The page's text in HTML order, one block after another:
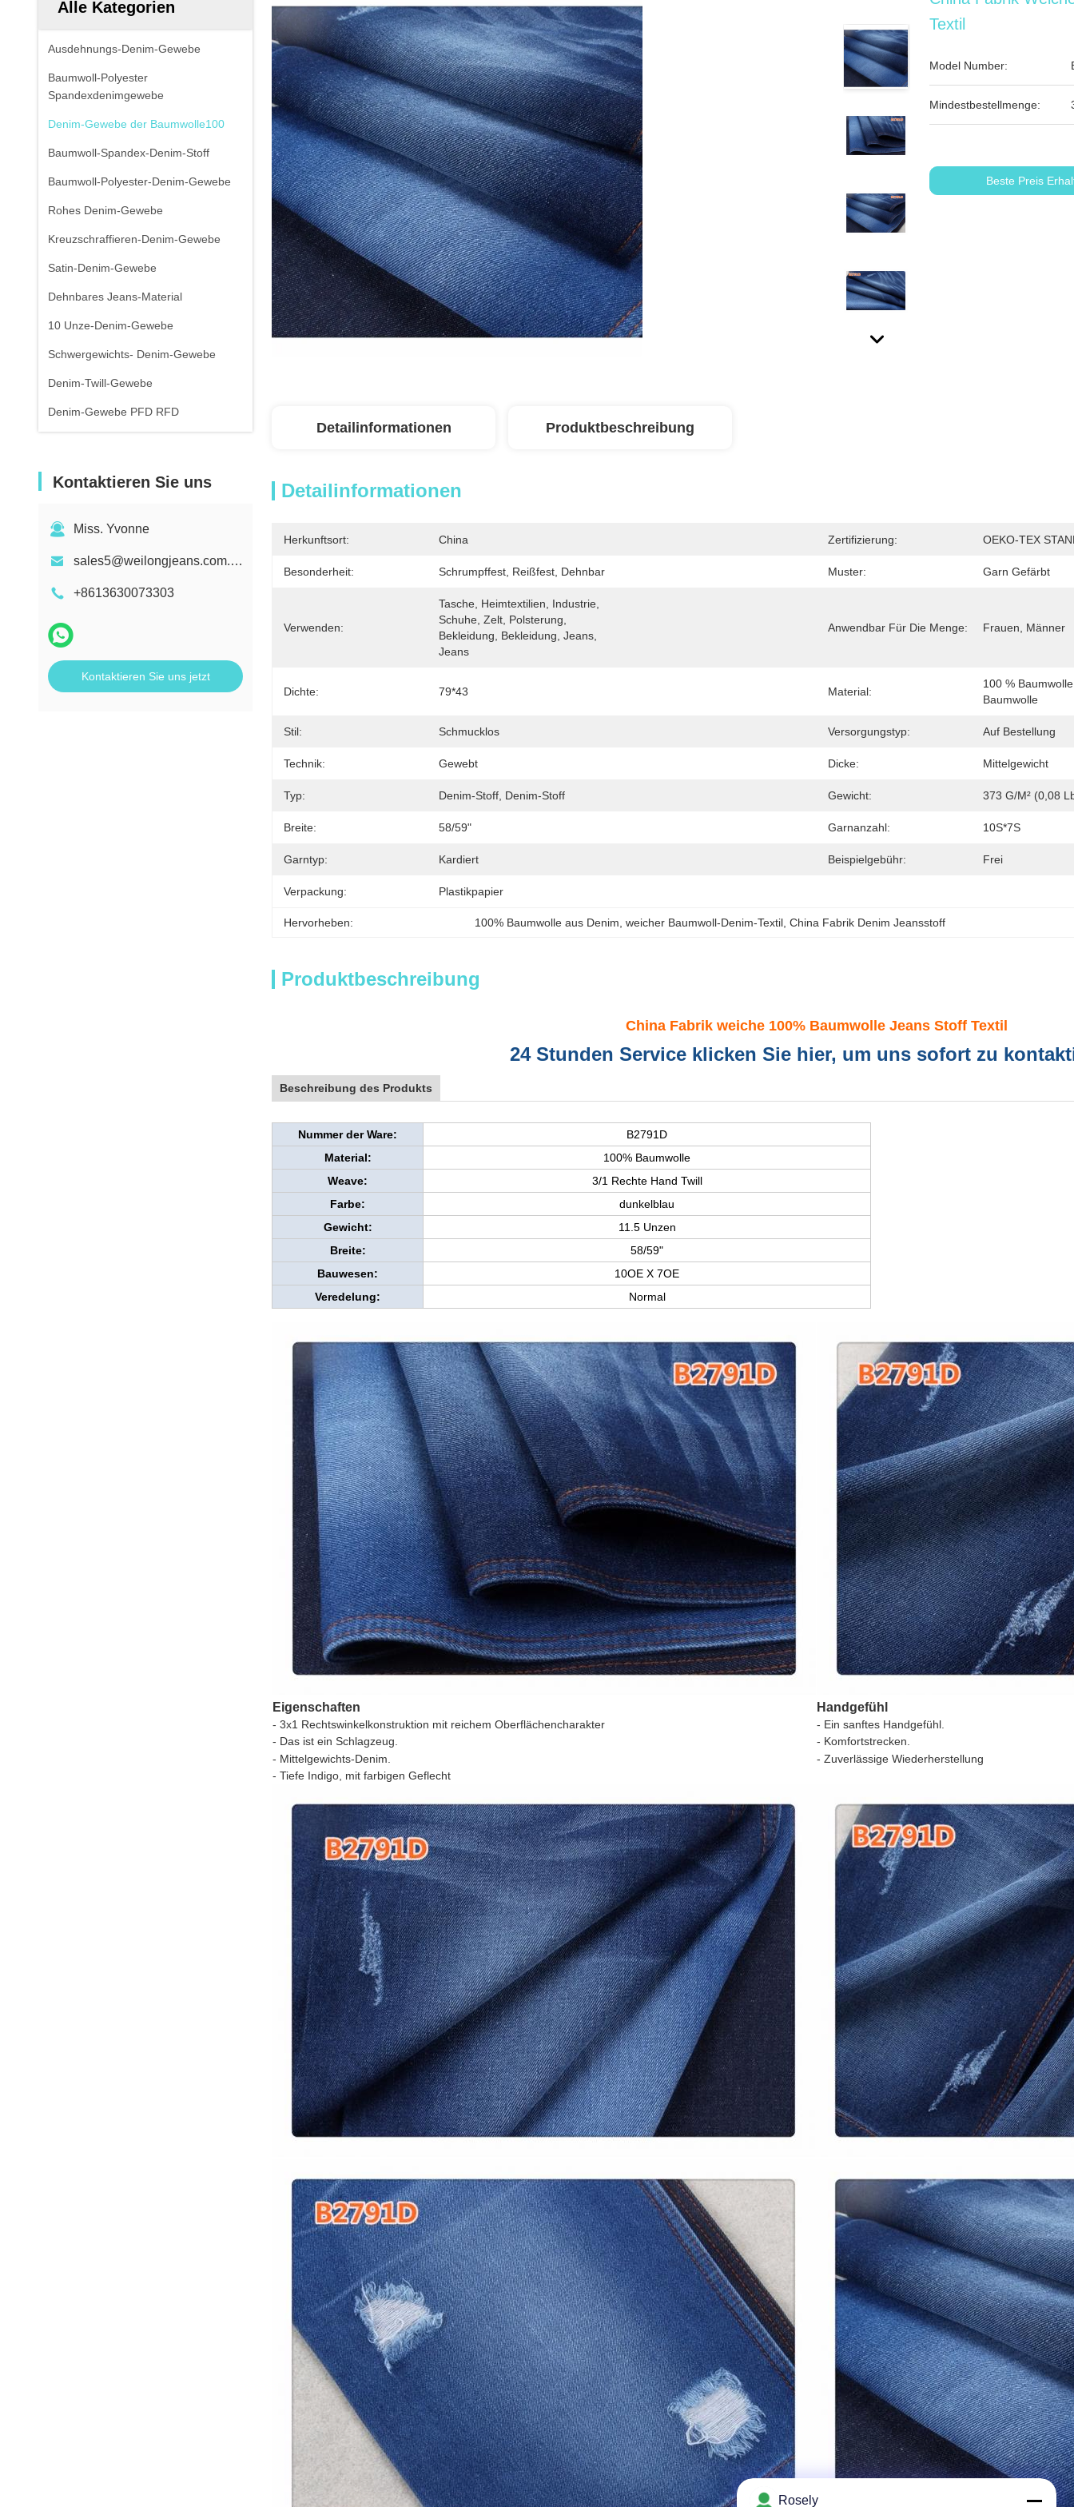
Alle Kategorien
Ausdehnungs-Denim-Gewebe
Baumwoll-Polyester
Spandexdenimgewebe
Denim-Gewebe der Baumwolle100
Baumwoll-Spandex-Denim-Stoff
Baumwoll-Polyester-Denim-Gewebe
Rohes Denim-Gewebe
Kreuzschraffieren-Denim-Gewebe
Satin-Denim-Gewebe
Dehnbares Jeans-Material
10 Unze-Denim-Gewebe
Schwergewichts- Denim-Gewebe
Denim-Twill-Gewebe
Denim-Gewebe PFD RFD
Kontaktieren Sie uns
Miss. Yvonne
sales5@weilongjeans.com.cn
+8613630073303
Kontaktieren Sie uns jetzt
Textil
Model Number:
Mindestbestellmenge:
Beste Preis
Detailinformationen Produktbeschreibung
Detailinformationen
Herkunftsort: China Zertifizierung: OEKO-TEX
Besonderheit: Schrumpffest, Reißfest, Dehnbar Muster: Garn Gefärbt
Verwenden:
Tasche, Heimtextilien, Industrie,
Schuhe, Zelt, Polsterung,
Bekleidung, Bekleidung, Jeans,
Jeans
Anwendbar Für Die Menge: Frauen, Männer
Dichte: 79*43 Material:
100 %
Baumwolle
Stil: Schmucklos Versorgungstyp: Auf Bestellung
Technik: Gewebt Dicke: Mittelgewicht
Typ: Denim-Stoff, Denim-Stoff Gewicht: 373 G/m² (0,08
Breite: 58/59" Garnanzahl: 10S*7S
Garntyp: Kardiert Beispielgebühr: Frei
Verpackung: Plastikpapier
Hervorheben: 100% Baumwolle aus Denim weicher Baumwoll-Denim-Textil, China Fabrik Denim Jeansstoff
Produktbeschreibung
China Fabrik weiche 100% Baumwolle Jeans Stoff Textil
24 Stunden Service klicken Sie hier, um uns sofort zu
Beschreibung des Produkts
Nummer der Ware:
B2791D
Material:
100% Baumwolle
Weave:
3/1 Rechte Hand Twill
Farbe:
dunkelblau
Gewicht:
11.5 Unzen
Breite:
58/59"
Bauwesen:
10OE X 7OE
Veredelung:
Normal
Eigenschaften Handgefühl
- 3x1 Rechtswinkelkonstruktion mit reichem Oberflächencharakter
- Ein sanftes Handgefühl.
- Das ist ein Schlagzeug.
- Komfortstrecken.
- Mittelgewichts-Denim.
- Zuverlässige Wiederherstellung
- Tiefe Indigo, mit farbigen Geflecht
Rosely